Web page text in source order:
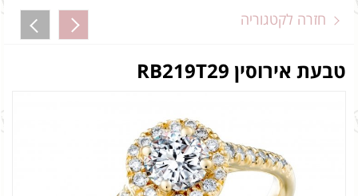
חזרה לקטגוריה
טבעת אירוסין RB219T29